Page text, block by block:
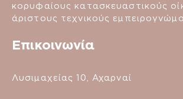
κορυφαίους κατασκευαστικούς
άριστους τεχνικούς
Επικοινωνία
Λυσιμαχείας 10, Αχαρναί